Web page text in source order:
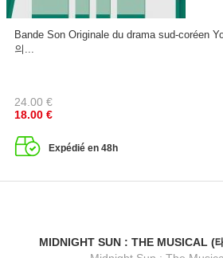
Bande Son Originale du drama sud-coréen
의...
24.00 €
18.00 €
Expédié en 48h
MIDNIGHT SUN : THE MUSICAL (